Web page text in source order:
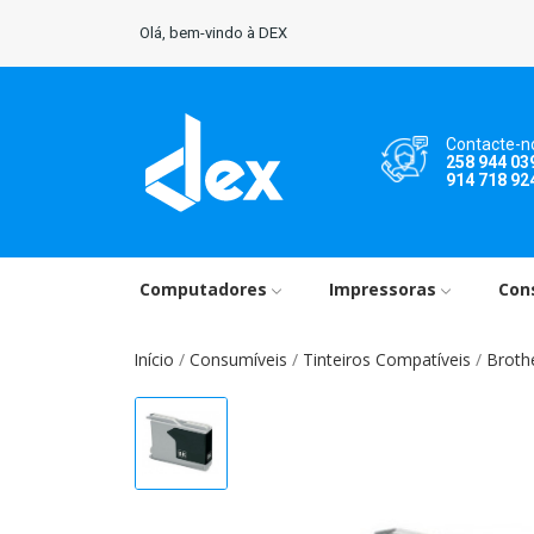
Olá, bem-vindo à DEX
Contacte-
258 944
914 718
Computadores Impressoras
Início Consumíveis Tinteiros Compatíveis